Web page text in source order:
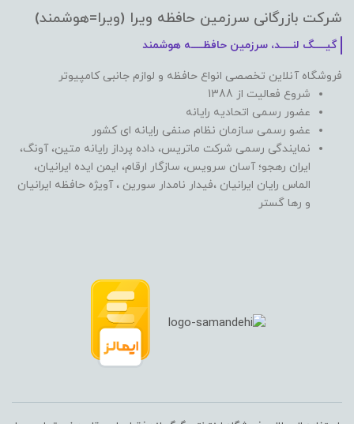
شرکت بازرگانی سرزمین حافظه ویرا (ویرا=هوشمند)
گیـــــگ لنـــــد، سرزمین حافظـــــه هوشمند
فروشگاه آنلاین تخصصی انواع حافظه و لوازم جانبی کامپیوتر
شروع فعالیت از 1388
عضور رسمی اتحادیه رایانه
عضو رسمی سازمان نظام صنفی رایانه ای کشور
نمایندگی رسمی شرکت ماتریس، داده پرداز رایانه متین، آونگ،
ایران رهجو؛ آسان سرویس، سازگار ارقام، ایمن ایده ایرانیان،
الماس رایان ایرانیان ،فیدار نامدار سورین ، آویژه حافظه ایرانیان
و رها گستر